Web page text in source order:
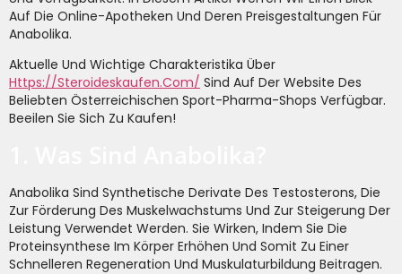
Auf Die Online-Apotheken Und Deren Preisgestaltungen Für
Anabolika.
Aktuelle Und Wichtige Charakteristika Über
Https://steroideskaufen.com/ Sind Auf Der Website Des
Beliebten Österreichischen Sport-Pharma-Shops Verfügbar.
Beeilen Sie Sich Zu Kaufen!
Anabolika Sind Synthetische Derivate Des Testosterons, Die
Zur Förderung Des Muskelwachstums Und Zur Steigerung Der
Leistung Verwendet Werden. Sie Wirken, Indem Sie Die
Proteinsynthese Im Körper Erhöhen Und Somit Zu Einer
Schnelleren Regeneration Und Muskulaturbildung Beitragen.